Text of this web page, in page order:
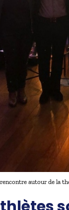
autour de la